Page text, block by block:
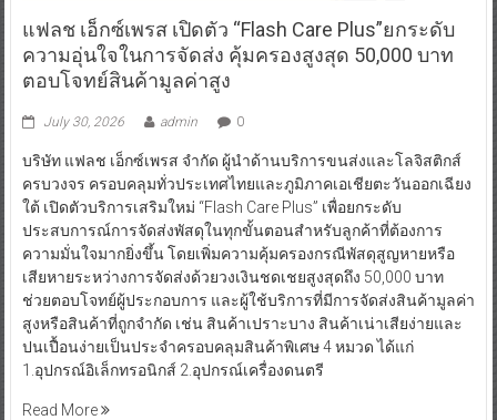
แฟลช เอ็กซ์เพรส เปิดตัว “Flash Care Plus”ยกระดับ
ความอุ่นใจในการจัดส่ง คุ้มครองสูงสุด 50,000 บาท
ตอบโจทย์สินค้ามูลค่าสูง
July 30, 2026 admin 0
บริษัท แฟลช เอ็กซ์เพรส จำกัด ผู้นำด้านบริการขนส่งและโลจิสติกส์
ครบวงจร ครอบคลุมทั่วประเทศไทยและภูมิภาคเอเชียตะวันออกเฉียง
ใต้ เปิดตัวบริการเสริมใหม่ “Flash Care Plus” เพื่อยกระดับ
ประสบการณ์การจัดส่งพัสดุในทุกขั้นตอนสำหรับลูกค้าที่ต้องการ
ความมั่นใจมากยิ่งขึ้น โดยเพิ่มความคุ้มครองกรณีพัสดุสูญหายหรือ
เสียหายระหว่างการจัดส่งด้วยวงเงินชดเชยสูงสุดถึง 50,000 บาท
ช่วยตอบโจทย์ผู้ประกอบการ และผู้ใช้บริการที่มีการจัดส่งสินค้ามูลค่า
สูงหรือสินค้าที่ถูกจำกัด เช่น สินค้าเปราะบาง สินค้าเน่าเสียง่ายและ
ปนเปื้อนง่ายเป็นประจำครอบคลุมสินค้าพิเศษ 4 หมวด ได้แก่
1.อุปกรณ์อิเล็กทรอนิกส์ 2.อุปกรณ์เครื่องดนตรี
Read More